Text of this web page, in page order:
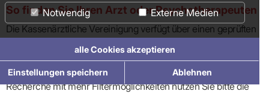
So finden Sie Ihren Arzt oder Psychotherapeuten
Die Kassenärztliche Vereinigung verfügt über einen geprüften
Datenbestand aller niedergelassenen Ärzte und
Psychotherapeuten in Baden-Württemberg, die gesetzlich
versicherte Patienten behandeln. Für eine detaillierte
Recherche mit mehr Filtermöglichkeiten nutzen Sie bitte die
Notwendig Externe Medien
alle Cookies akzeptieren
Einstellungen speichern Ablehnen